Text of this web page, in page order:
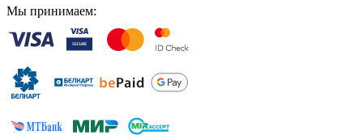
Мы принимаем: